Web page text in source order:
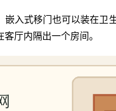
嵌入式移门也可以装在卫
厅内隔出一个房间。